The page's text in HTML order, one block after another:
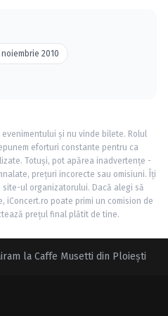
2010
și nu vinde bilete. Rolul
eforturi constante pentru ca
Totuși, pot apărea inadvertențe -
prețuri incorecte sau omisiuni. Îți
ul organizatorului. Dacă alegi să
iConcert.ro poate primi un comision de
prețul final plătit de tine.
la Caffe Musetti din Ploieşti